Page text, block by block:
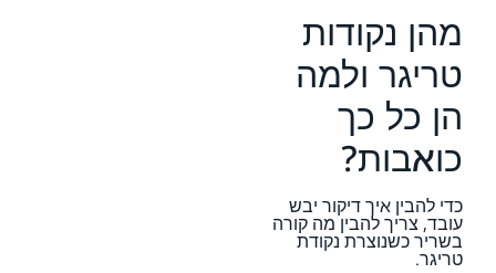
מהן נקודות
טריגר ולמה
הן כל כך
כואבות?
כדי להבין איך דיקור יבש
עובד, צריך להבין מה קורה
בשריר כשנוצרת נקודת
טריגר.